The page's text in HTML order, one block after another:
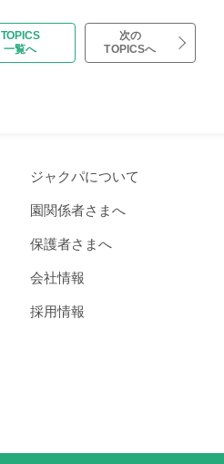
TOPICS
一覧へ
次の
TOPICSへ
ジャクパについて
園関係者さまへ
保護者さまへ
会社情報
採用情報